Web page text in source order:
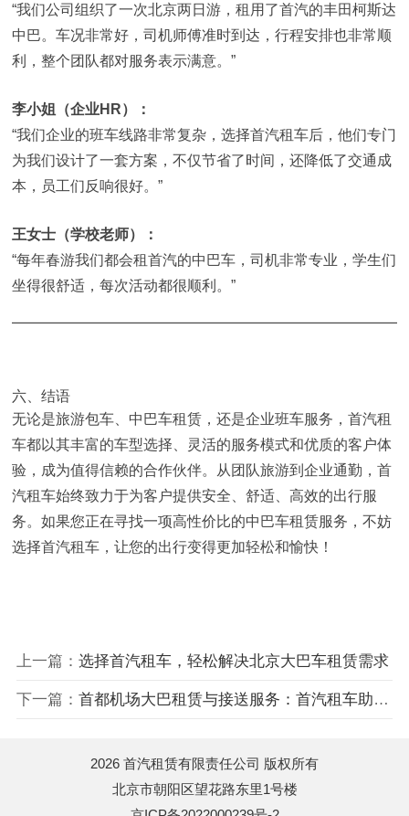
“我们公司组织了一次北京两日游，租用了首汽的丰田柯斯达
中巴。车况非常好，司机师傅准时到达，行程安排也非常顺
利，整个团队都对服务表示满意。”
李小姐（企业HR）：
“我们企业的班车线路非常复杂，选择首汽租车后，他们专门
为我们设计了一套方案，不仅节省了时间，还降低了交通成
本，员工们反响很好。”
王女士（学校老师）：
“每年春游我们都会租首汽的中巴车，司机非常专业，学生们
坐得很舒适，每次活动都很顺利。”
六、结语
无论是旅游包车、中巴车租赁，还是企业班车服务，首汽租
车都以其丰富的车型选择、灵活的服务模式和优质的客户体
验，成为值得信赖的合作伙伴。从团队旅游到企业通勤，首
汽租车始终致力于为客户提供安全、舒适、高效的出行服
务。如果您正在寻找一项高性价比的中巴车租赁服务，不妨
选择首汽租车，让您的出行变得更加轻松和愉快！
上一篇： 选择首汽租车，轻松解决北京大巴车租赁需求
下一篇： 首都机场大巴租赁与接送服务：首汽租车助您安心出行
2026 首汽租赁有限责任公司 版权所有
北京市朝阳区望花路东里1号楼